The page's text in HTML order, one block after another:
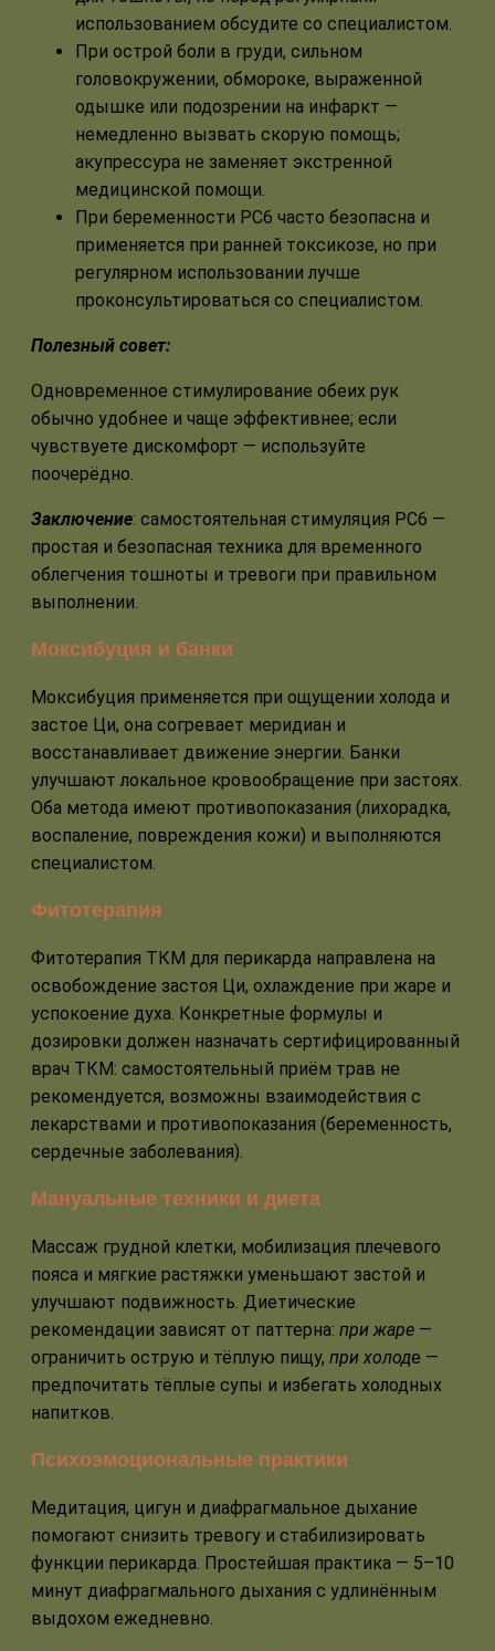
использованием обсудите со специалистом.
При острой боли в груди, сильном
головокружении, обмороке, выраженной
одышке или подозрении на инфаркт —
немедленно вызвать скорую помощь;
акупрессура не заменяет экстренной
медицинской помощи.
При беременности PC6 часто безопасна и
применяется при ранней токсикозе, но при
регулярном использовании лучше
проконсультироваться со специалистом.
Полезный совет:
Одновременное стимулирование обеих рук
обычно удобнее и чаще эффективнее; если
чувствуете дискомфорт — используйте
поочерёдно.
Заключение: самостоятельная стимуляция PC6 —
простая и безопасная техника для временного
облегчения тошноты и тревоги при правильном
выполнении.
Моксибуция и банки
Моксибуция применяется при ощущении холода и
застое Ци, она согревает меридиан и
восстанавливает движение энергии. Банки
улучшают локальное кровообращение при застоях.
Оба метода имеют противопоказания (лихорадка,
воспаление, повреждения кожи) и выполняются
специалистом.
Фитотерапия
Фитотерапия ТКМ для перикарда направлена на
освобождение застоя Ци, охлаждение при жаре и
успокоение духа. Конкретные формулы и
дозировки должен назначать сертифицированный
врач ТКМ: самостоятельный приём трав не
рекомендуется, возможны взаимодействия с
лекарствами и противопоказания (беременность,
сердечные заболевания).
Мануальные техники и диета
Массаж грудной клетки, мобилизация плечевого
пояса и мягкие растяжки уменьшают застой и
улучшают подвижность. Диетические
рекомендации зависят от паттерна: при жаре —
ограничить острую и тёплую пищу, при холоде —
предпочитать тёплые супы и избегать холодных
напитков.
Психоэмоциональные практики
Медитация, цигун и диафрагмальное дыхание
помогают снизить тревогу и стабилизировать
функции перикарда. Простейшая практика — 5–10
минут диафрагмального дыхания с удлинённым
выдохом ежедневно.